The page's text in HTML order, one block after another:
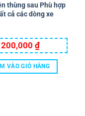
thùng sau Phù hợp
cả các dòng xe
200,000 ₫
VÀO GIỎ HÀNG